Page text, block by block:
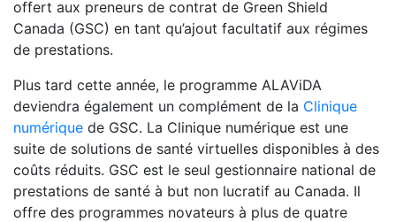
offert aux preneurs de contrat de Green Shield
Canada (GSC) en tant qu’ajout facultatif aux régimes
de prestations.
Plus tard cette année, le programme ALAViDA
deviendra également un complément de la Clinique
numérique de GSC. La Clinique numérique est une
suite de solutions de santé virtuelles disponibles à des
coûts réduits. GSC est le seul gestionnaire national de
prestations de santé à but non lucratif au Canada. Il
offre des programmes novateurs à plus de quatre